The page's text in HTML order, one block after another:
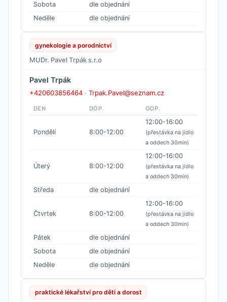
Sobota
dle objednání
Neděle
dle objednání
gynekologie a porodnictví
MUDr. Pavel Trpák s.r.o
Pavel Trpák
+420603856464 · Trpak.Pavel@seznam.cz
DEN DOP. ODP.
Pondělí 8:00-12:00
12:00-16:00
(přestávka na jídlo
a oddech 30min)
Úterý 8:00-12:00
12:00-16:00
(přestávka na jídlo
a oddech 30min)
Středa dle objednání
Čtvrtek 8:00-12:00
12:00-16:00
(přestávka na jídlo
a oddech 30min)
Pátek
dle objednání
Sobota
dle objednání
Neděle
dle objednání
praktické lékařství pro děti a dorost